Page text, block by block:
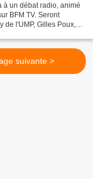
à un débat radio, animé
BFM TV. Seront
de l'UMP, Gilles Poux,
suivante >